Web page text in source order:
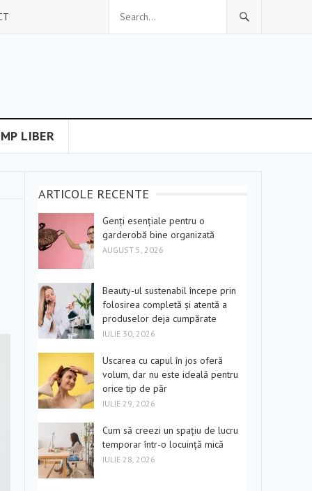
LIBER
ARTICOLE RECENTE
Genți esențiale pentru o
garderobă bine organizată
AUGUST 5, 2026
Beauty-ul sustenabil începe prin
folosirea completă și atentă a
produselor deja cumpărate
IULIE 30, 2026
Uscarea cu capul în jos oferă
volum, dar nu este ideală pentru
orice tip de păr
IULIE 29, 2026
Cum să creezi un spațiu de lucru
temporar într-o locuință mică
IULIE 28, 2026